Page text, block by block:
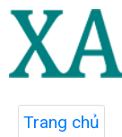
Trang chủ